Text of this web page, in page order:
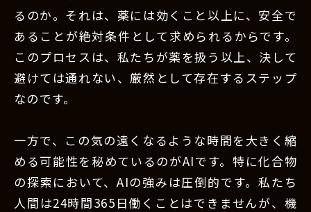
るのか。それは、薬には効くこと以上に、安全で
あることが絶対条件として求められるからです。
このプロセスは、私たちが薬を扱う以上、決して
避けては通れない、厳然として存在するステップ
なのです。
一方で、この気の遠くなるような時間を大きく縮
める可能性を秘めているのがAIです。特に化合物
の探索において、AIの強みは圧倒的です。私たち
人間は24時間365日働くことはできませんが、機